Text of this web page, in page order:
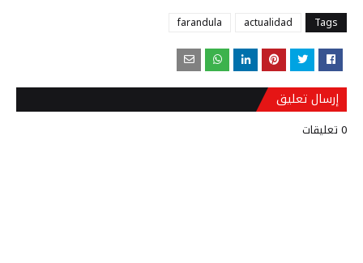
Tags
actualidad
farandula
إرسال تعليق
0 تعليقات